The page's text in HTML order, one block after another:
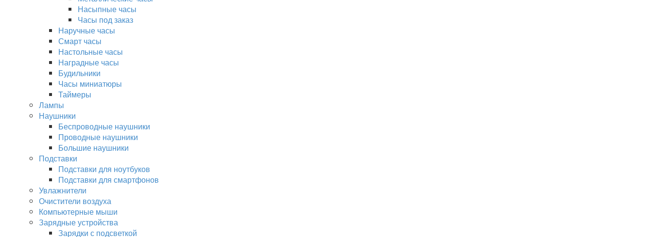
Насыпные часы
Часы под заказ
Наручные часы
Смарт часы
Настольные часы
Наградные часы
Будильники
Часы миниатюры
Таймеры
Лампы
Наушники
Беспроводные наушники
Проводные наушники
Большие наушники
Подставки
Подставки для ноутбуков
Подставки для смартфонов
Увлажнители
Очистители воздуха
Компьютерные мыши
Зарядные устройства
Зарядки с подсветкой